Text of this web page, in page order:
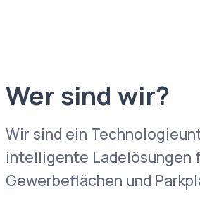
Wer sind wir?
Wir sind ein
intelligente Ladelösungen
Gewerbeflächen und